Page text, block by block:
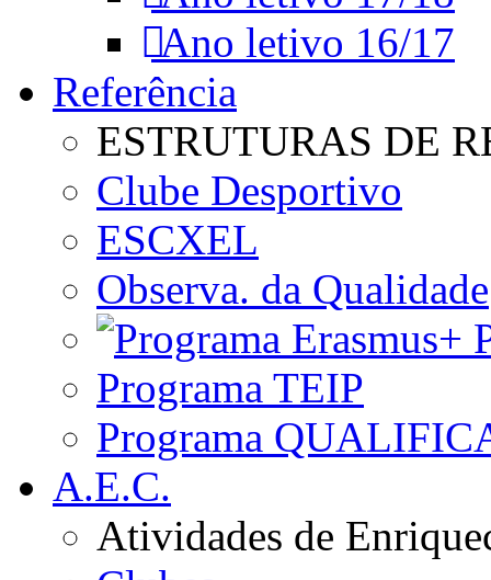
Ano letivo 16/17
Referência
ESTRUTURAS DE
Clube Desportivo
ESCXEL
Observa. da Qualidade
Programa TEIP
Programa
A.E.C.
Atividades de